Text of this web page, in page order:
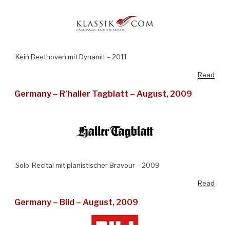
Kein Beethoven mit Dynamit – 2011
Read
Germany – R’haller Tagblatt – August, 2009
Solo-Recital mit pianistischer Bravour – 2009
Read
Germany – Bild – August, 2009